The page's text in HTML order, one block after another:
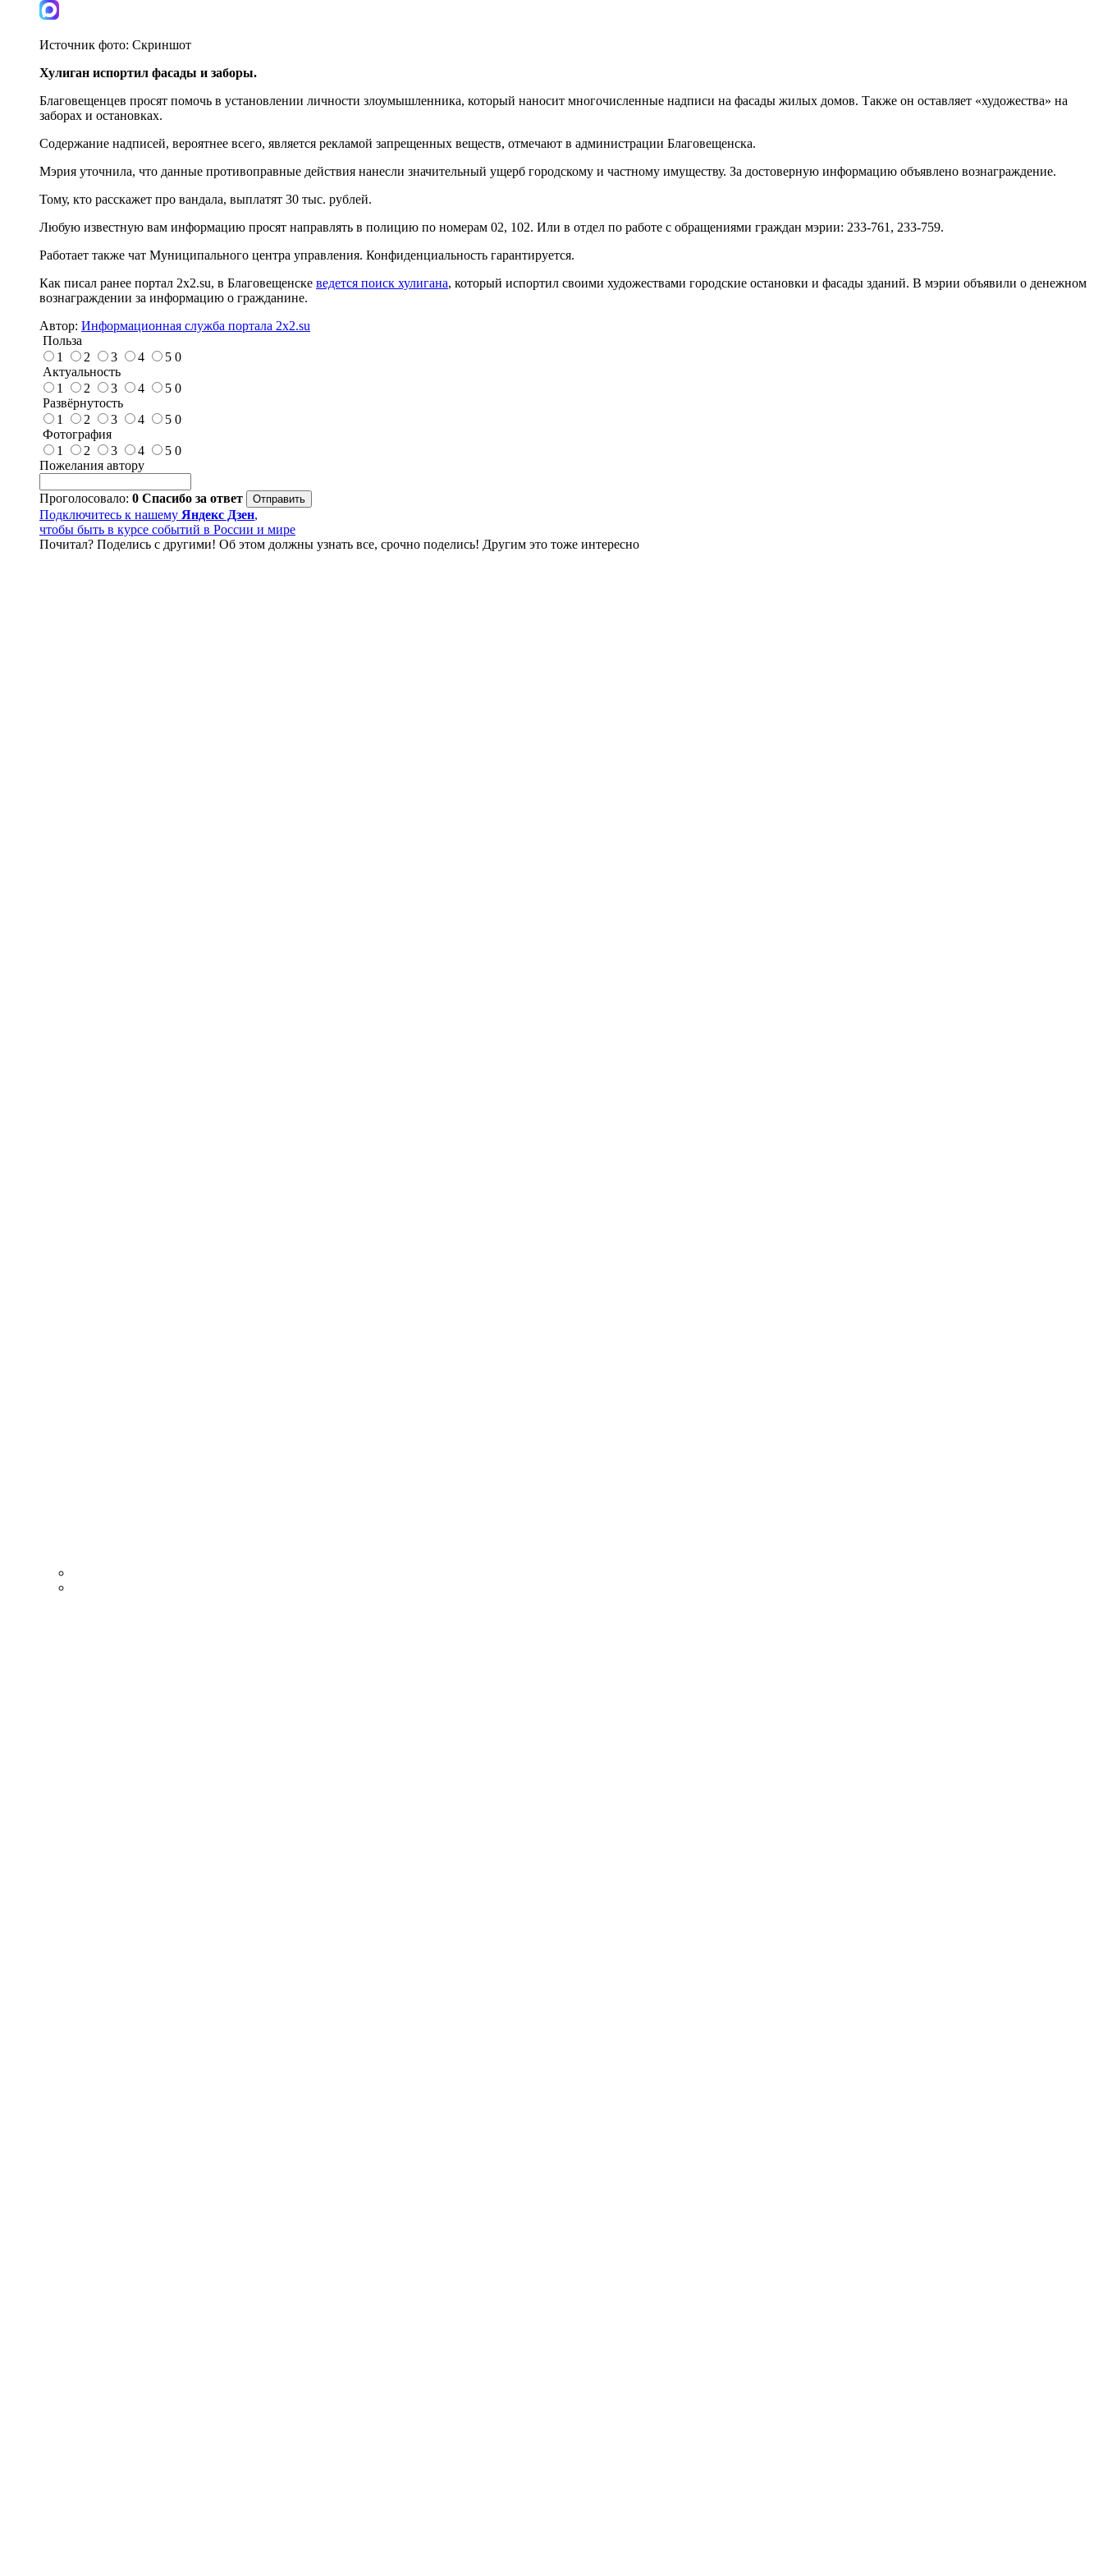
Источник фото: Скриншот
Хулиган испортил фасады и заборы.
Благовещенцев просят помочь в установлении личности злоумышленника, который наносит многочисленные надписи на фасады жилых домов. Также он оставляет «художества» на
заборах и остановках.
Содержание надписей, вероятнее всего, является рекламой запрещенных веществ, отмечают в администрации Благовещенска.
Мэрия уточнила, что данные противоправные действия нанесли значительный ущерб городскому и частному имуществу. За достоверную информацию объявлено вознаграждение.
Тому, кто расскажет про вандала, выплатят 30 тыс. рублей.
Любую известную вам информацию просят направлять в полицию по номерам 02, 102. Или в отдел по работе с обращениями граждан мэрии: 233-761, 233-759.
Работает также чат Муниципального центра управления. Конфиденциальность гарантируется.
Как писал ранее портал 2х2.su, в Благовещенске ведется поиск хулигана, который испортил своими художествами городские остановки и фасады зданий. В мэрии объявили о денежном
вознаграждении за информацию о гражданине.
Автор: Информационная служба портала 2x2.su
Польза
1
2 3 4 5 0
Актуальность
1
2 3 4 5 0
Развёрнутость
1
2 3 4 5 0
Фотография
1
2 3 4 5 0
Пожелания автору
Проголосовало: 0 Спасибо за ответ
Подключитесь к нашему Яндекс Дзен,
чтобы быть в курсе событий в России и мире
Почитал? Поделись с другими! Об этом должны узнать все, срочно поделись! Другим это тоже интересно